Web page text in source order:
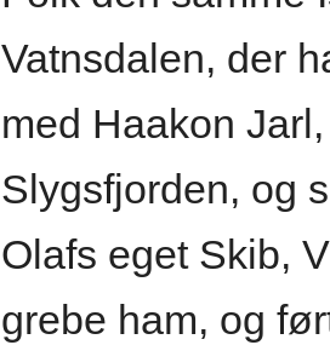
Vatnsdalen, der
med Haakon
Slygsfjorden, og
Olafs eget Skib,
grebe ham, og